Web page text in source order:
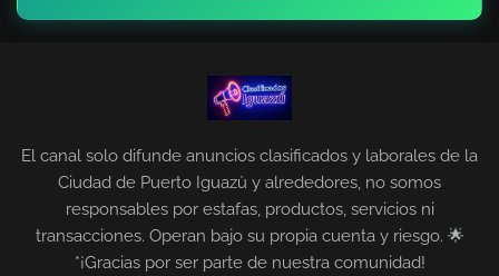
El canal solo difunde anuncios clasificados y laborales de la
Ciudad de Puerto Iguazù y alrededores, no somos
responsables por estafas, productos, servicios ni
transacciones. Operan bajo su propia cuenta y riesgo. 🌟
*¡Gracias por ser parte de nuestra comunidad!